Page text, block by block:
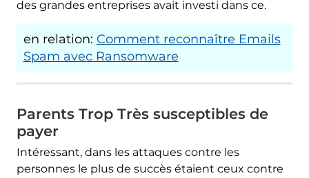
des grandes entreprises avait investi dans ce.
en relation: Comment reconnaître Emails
Spam avec Ransomware
Parents Trop Très susceptibles de
payer
Intéressant, dans les attaques contre les
personnes le plus de succès étaient ceux contre